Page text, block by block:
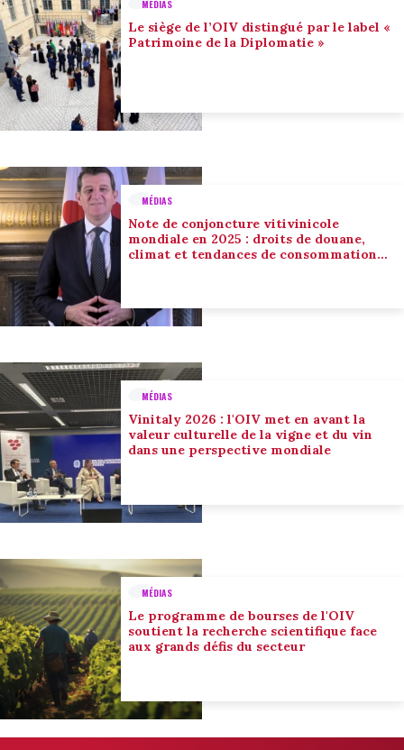
MÉDIAS
Le siège de l’OIV distingué par le label «
Patrimoine de la Diplomatie »
MÉDIAS
Note de conjoncture vitivinicole
mondiale en 2025 : droits de douane,
climat et tendances de consommation
MÉDIAS
Vinitaly 2026 : l'OIV met en avant la
valeur culturelle de la vigne et du vin
dans une perspective mondiale
MÉDIAS
Le programme de bourses de l'OIV
soutient la recherche scientifique face
aux grands défis du secteur